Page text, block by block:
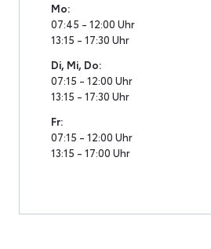
Mo:
07:45 - 12:00 Uhr
13:15 - 17:30 Uhr
Di, Mi, Do:
07:15 - 12:00 Uhr
13:15 - 17:30 Uhr
Fr:
07:15 - 12:00 Uhr
13:15 - 17:00 Uhr